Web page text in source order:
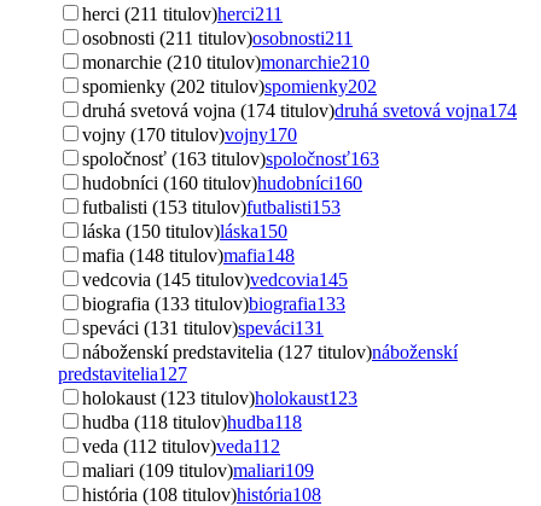
herci (211 titulov)herci211
osobnosti (211 titulov)osobnosti211
monarchie (210 titulov)monarchie210
spomienky (202 titulov)spomienky202
druhá svetová vojna (174 titulov)druhá svetová vojna174
vojny (170 titulov)vojny170
spoločnosť (163 titulov)spoločnosť163
hudobníci (160 titulov)hudobníci160
futbalisti (153 titulov)futbalisti153
láska (150 titulov)láska150
mafia (148 titulov)mafia148
vedcovia (145 titulov)vedcovia145
biografia (133 titulov)biografia133
speváci (131 titulov)speváci131
náboženskí predstavitelia (127 titulov)náboženskí
predstavitelia127
holokaust (123 titulov)holokaust123
hudba (118 titulov)hudba118
veda (112 titulov)veda112
maliari (109 titulov)maliari109
história (108 titulov)história108